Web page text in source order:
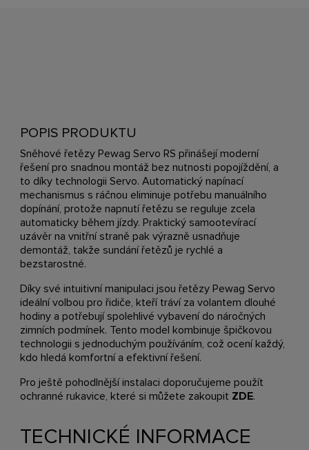
POPIS PRODUKTU
Sněhové řetězy Pewag Servo RS přinášejí moderní
řešení pro snadnou montáž bez nutnosti popojíždění, a
to díky technologii Servo. Automatický napínací
mechanismus s ráčnou eliminuje potřebu manuálního
dopínání, protože napnutí řetězu se reguluje zcela
automaticky během jízdy. Praktický samootevírací
uzávěr na vnitřní straně pak výrazně usnadňuje
demontáž, takže sundání řetězů je rychlé a
bezstarostné.
Díky své intuitivní manipulaci jsou řetězy Pewag Servo
ideální volbou pro řidiče, kteří tráví za volantem dlouhé
hodiny a potřebují spolehlivé vybavení do náročných
zimních podmínek. Tento model kombinuje špičkovou
technologii s jednoduchým používáním, což ocení každý,
kdo hledá komfortní a efektivní řešení.
Pro ještě pohodlnější instalaci doporučujeme použít
ochranné rukavice, které si můžete zakoupit ZDE.
TECHNICKÉ INFORMACE